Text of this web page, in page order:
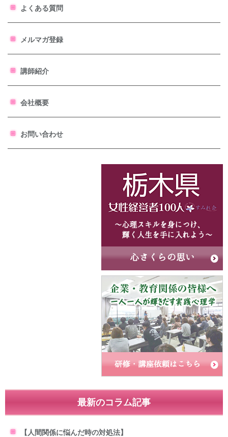
よくある質問
メルマガ登録
講師紹介
会社概要
お問い合わせ
最新のコラム記事
【人間関係に悩んだ時の対処法】